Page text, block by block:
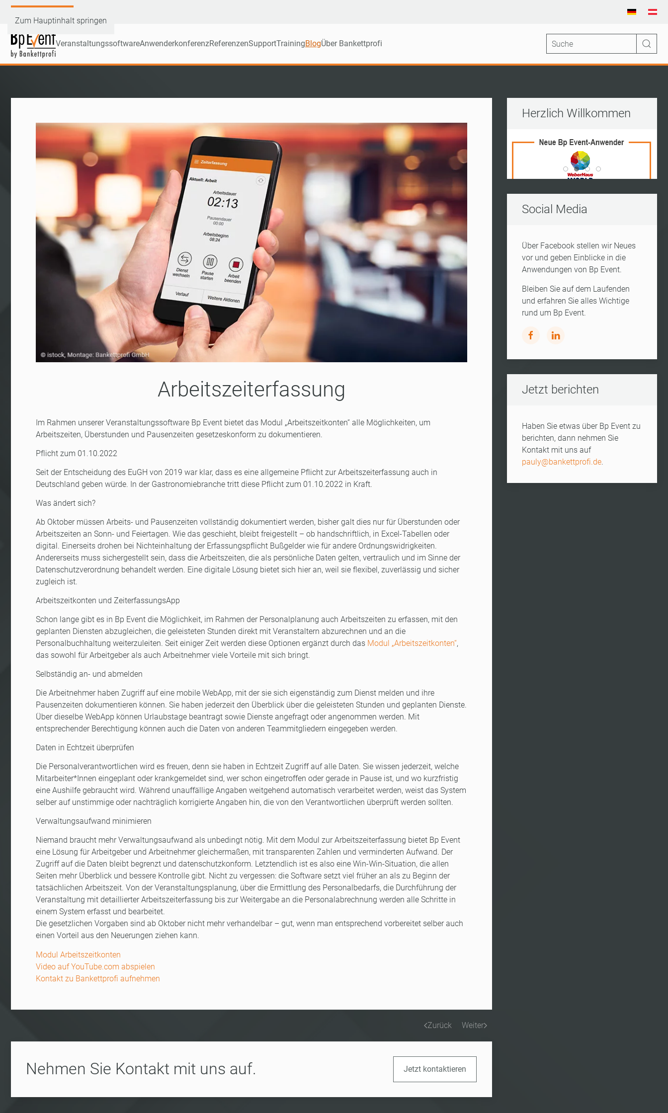
Zum Hauptinhalt springen
VeranstaltungssoftwareAnwenderkonferenzReferenzenSupportTrainingBlogÜber Bankettprofi
Arbeitszeiterfassung
Im Rahmen unserer Veranstaltungssoftware Bp Event bietet das Modul „Arbeitszeitkonten“ alle Möglichkeiten, um
Arbeitszeiten, Überstunden und Pausenzeiten gesetzeskonform zu dokumentieren.
Pflicht zum 01.10.2022
Seit der Entscheidung des EuGH von 2019 war klar, dass es eine allgemeine Pflicht zur Arbeitszeiterfassung auch in
Deutschland geben würde. In der Gastronomiebranche tritt diese Pflicht zum 01.10.2022 in Kraft.
Was ändert sich?
Ab Oktober müssen Arbeits- und Pausenzeiten vollständig dokumentiert werden, bisher galt dies nur für Überstunden oder
Arbeitszeiten an Sonn- und Feiertagen. Wie das geschieht, bleibt freigestellt – ob handschriftlich, in Excel-Tabellen oder
digital. Einerseits drohen bei Nichteinhaltung der Erfassungspflicht Bußgelder wie für andere Ordnungswidrigkeiten.
Andererseits muss sichergestellt sein, dass die Arbeitszeiten, die als persönliche Daten gelten, vertraulich und im Sinne der
Datenschutzverordnung behandelt werden. Eine digitale Lösung bietet sich hier an, weil sie flexibel, zuverlässig und sicher
zugleich ist.
Arbeitszeitkonten und ZeiterfassungsApp
Schon lange gibt es in Bp Event die Möglichkeit, im Rahmen der Personalplanung auch Arbeitszeiten zu erfassen, mit den
geplanten Diensten abzugleichen, die geleisteten Stunden direkt mit Veranstaltern abzurechnen und an die
Personalbuchhaltung weiterzuleiten. Seit einiger Zeit werden diese Optionen ergänzt durch das Modul „Arbeitszeitkonten“,
das sowohl für Arbeitgeber als auch Arbeitnehmer viele Vorteile mit sich bringt.
Selbständig an- und abmelden
Die Arbeitnehmer haben Zugriff auf eine mobile WebApp, mit der sie sich eigenständig zum Dienst melden und ihre
Pausenzeiten dokumentieren können. Sie haben jederzeit den Überblick über die geleisteten Stunden und geplanten Dienste.
Über dieselbe WebApp können Urlaubstage beantragt sowie Dienste angefragt oder angenommen werden. Mit
entsprechender Berechtigung können auch die Daten von anderen Teammitgliedern eingegeben werden.
Daten in Echtzeit überprüfen
Die Personalverantwortlichen wird es freuen, denn sie haben in Echtzeit Zugriff auf alle Daten. Sie wissen jederzeit, welche
Mitarbeiter*Innen eingeplant oder krankgemeldet sind, wer schon eingetroffen oder gerade in Pause ist, und wo kurzfristig
eine Aushilfe gebraucht wird. Während unauffällige Angaben weitgehend automatisch verarbeitet werden, weist das System
selber auf unstimmige oder nachträglich korrigierte Angaben hin, die von den Verantwortlichen überprüft werden sollten.
Verwaltungsaufwand minimieren
Niemand braucht mehr Verwaltungsaufwand als unbedingt nötig. Mit dem Modul zur Arbeitszeiterfassung bietet Bp Event
eine Lösung für Arbeitgeber und Arbeitnehmer gleichermaßen, mit transparenten Zahlen und verminderten Aufwand. Der
Zugriff auf die Daten bleibt begrenzt und datenschutzkonform. Letztendlich ist es also eine Win-Win-Situation, die allen
Seiten mehr Überblick und bessere Kontrolle gibt. Nicht zu vergessen: die Software setzt viel früher an als zu Beginn der
tatsächlichen Arbeitszeit. Von der Veranstaltungsplanung, über die Ermittlung des Personalbedarfs, die Durchführung der
Veranstaltung mit detaillierter Arbeitszeiterfassung bis zur Weitergabe an die Personalabrechnung werden alle Schritte in
einem System erfasst und bearbeitet.
Die gesetzlichen Vorgaben sind ab Oktober nicht mehr verhandelbar – gut, wenn man entsprechend vorbereitet selber auch
einen Vorteil aus den Neuerungen ziehen kann.
Modul Arbeitszeitkonten
Video auf YouTube.com abspielen
Kontakt zu Bankettprofi aufnehmen
Zurück Weiter
Nehmen Sie Kontakt mit uns auf. Jetzt kontaktieren
Herzlich Willkommen
Vito Frederico Wedding
World Of Living
Kleine Insel
Kerres
Social Media
Über Facebook stellen wir Neues
vor und geben Einblicke in die
Anwendungen von Bp Event.
Bleiben Sie auf dem Laufenden
und erfahren Sie alles Wichtige
rund um Bp Event.
Jetzt berichten
Haben Sie etwas über Bp Event zu
berichten, dann nehmen Sie
Kontakt mit uns auf
pauly@bankettprofi.de.